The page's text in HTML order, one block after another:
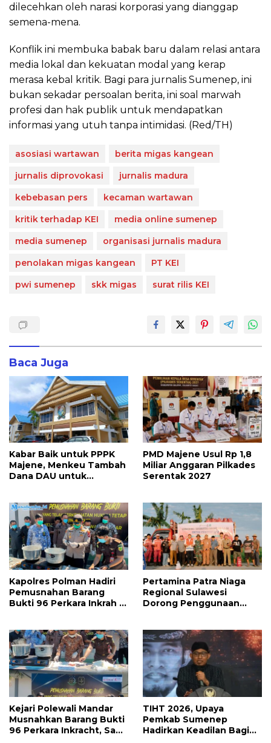
dilecehkan oleh narasi korporasi yang dianggap
semena-mena.
Konflik ini membuka babak baru dalam relasi antara
media lokal dan kekuatan modal yang kerap
merasa kebal kritik. Bagi para jurnalis Sumenep, ini
bukan sekadar persoalan berita, ini soal marwah
profesi dan hak publik untuk mendapatkan
informasi yang utuh tanpa intimidasi. (Red/TH)
asosiasi wartawan
berita migas kangean
jurnalis diprovokasi
jurnalis madura
kebebasan pers
kecaman wartawan
kritik terhadap KEI
media online sumenep
media sumenep
organisasi jurnalis madura
penolakan migas kangean
PT KEI
pwi sumenep
skk migas surat rilis KEI
Baca Juga
Kabar Baik untuk PPPK
Majene, Menkeu Tambah
Dana DAU untuk
PMD Majene Usul Rp 1,8
Miliar Anggaran Pilkades
Serentak 2027
Kapolres Polman Hadiri
Pemusnahan Barang
Bukti 96 Perkara Inkrah di
Pertamina Patra Niaga
Regional Sulawesi
Dorong Penggunaan
Energi Irigasi
Kejari Polewali Mandar
Musnahkan Barang Bukti
96 Perkara Inkracht, Sabu
TIHT 2026, Upaya
Pemkab Sumenep
Hadirkan Keadilan Bagi